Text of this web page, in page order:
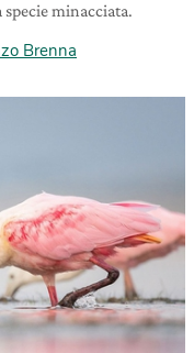
minacciata.
Brenna